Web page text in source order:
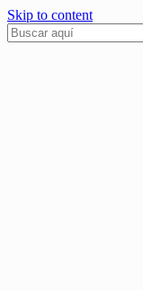
Skip to content